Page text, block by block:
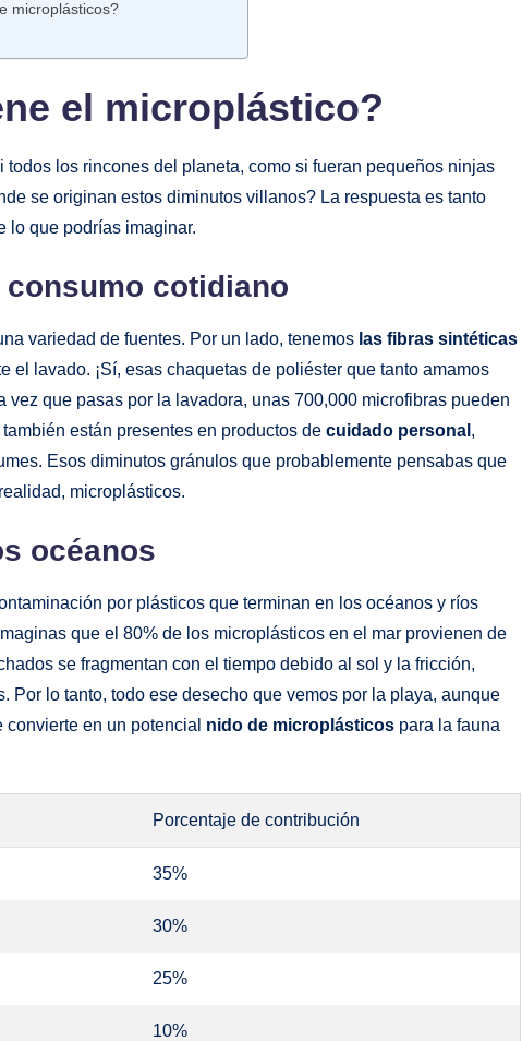
microplásticos?
el microplástico?
los rincones del planeta, como si fueran pequeños ninjas
se originan estos diminutos villanos? La respuesta es tanto
lo que podrías imaginar.
cotidiano
variedad de fuentes. Por un lado, tenemos las fibras sintéticas
el lavado. ¡Sí, esas chaquetas de poliéster que tanto amamos
que pasas por la lavadora, unas 700,000 microfibras pueden
están presentes en productos de cuidado personal ,
Esos diminutos gránulos que probablemente pensabas que
microplásticos.
océanos
por plásticos que terminan en los océanos y ríos
que el 80% de los microplásticos en el mar provienen de
se fragmentan con el tiempo debido al sol y la fricción,
Por lo tanto, todo ese desecho que vemos por la playa, aunque
en un potencial nido de microplásticos para la fauna
Porcentaje de contribución
35%
30%
25%
10%